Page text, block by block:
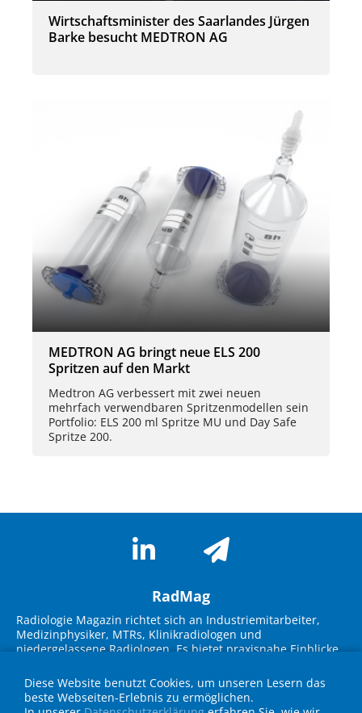
Wirtschaftsminister des Saarlandes Jürgen
Barke besucht MEDTRON AG
MEDTRON AG bringt neue ELS 200
Spritzen auf den Markt
Medtron AG verbessert mit zwei neuen
mehrfach verwendbaren Spritzenmodellen sein
Portfolio: ELS 200 ml Spritze MU und Day Safe
Spritze 200.
RadMag
Radiologie Magazin richtet sich an Industriemitarbeiter,
Medizinphysiker, MTRs, Klinikradiologen und
niedergelassene Radiologen. Es bietet praxisnahe Einblicke
Lösungen. Im Fokus stehen Themen wie KI-Integration,
Workflow-Optimierung, strukturierte Befundung und
Strahlenschutz. Experteninterviews, Fallbeispiele und
Diese Website benutzt Cookies, um unseren Lesern das
beste Webseiten-Erlebnis zu ermöglichen.